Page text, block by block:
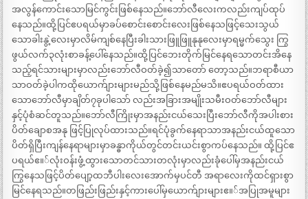
အလွန်ကောင်းသောမြင်ကွင်းဖြစ်နေသည်။ဘော်လီလေးကလည်းကျပ်ထုပ်
နေသည်။ထို့ပြင်ဧပရယ်မှာခပ်စောင်းစောင်းလေးဖြစ်နေသဖြင့်သေးသွယ်
သောခါးနွဲ့လေးမှာလိမ်ကျစ်နေပြီးခါးသားဖြူဖြူနုနုလေးမှာရမ္မက်သွေး ကြွ
ဖွယ်လက်၃လုံးစာခန့်ပေါ်နေသည်။ထို့ပြင်ဘေးတိုက်မြင်နေရသောတင်းအိနေ
သည့်ရင်သားများမှာလည်းဘော်လီဝတ်ခဲ့၍သာတော် တော့သည်။ဘရာစီယာ
သာဝတ်ခဲ့ပါကထိုယောက်ျားများမည်သို့ဖြစ်နေမည်မသိ။ဧပရယ်ဝတ်ထား
သောဘော်လီမှာချိတ်၇ခုပါသော် လည်းအခြားအမျိုးသမီးဝတ်ဘော်လီများ
နှင့်ပုံစံဆင်တူသည်။ဘော်လီကြိုးမှာအနည်းငယ်သေးပြီးဘော်လီကိုအပါးစား
ပိတ်ချောစအနု ဖြင့်ပြုလုပ်ထားသည်။ရင်ပုံခွက်နေရာသာအနည်းငယ်ထူသော
ပိတ်ရှိပြီးကျန်နေရာများမှာခန္ဓာကိုယ်တွင်တင်းယင်းစွာကပ်နေသည်။ ထို့ပြင်ဧ
ပရယ်ဧ။်လုံးဝန်းဖွံ့ထွားသောတင်သားတလုံးမှာလည်းခုံပေါ်မှအနည်းငယ်
ကြွနေသဖြင့်ပိတ်ပျော့ထဘီပါးလေးအောက်မှပင်တီ အရာလေးကိုထင်ရှားစွာ
မြင်နေရသည်။တဖြည်းဖြည်းနှင့်ကားပေါ်မှယောက်ျားများဧ။်အပြုအမူများ